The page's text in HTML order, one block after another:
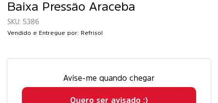
Baixa Pressão Araceba
5386
Vendido e Entregue por: Refrisol
Avise-me quando chegar
Quero ser avisado :)